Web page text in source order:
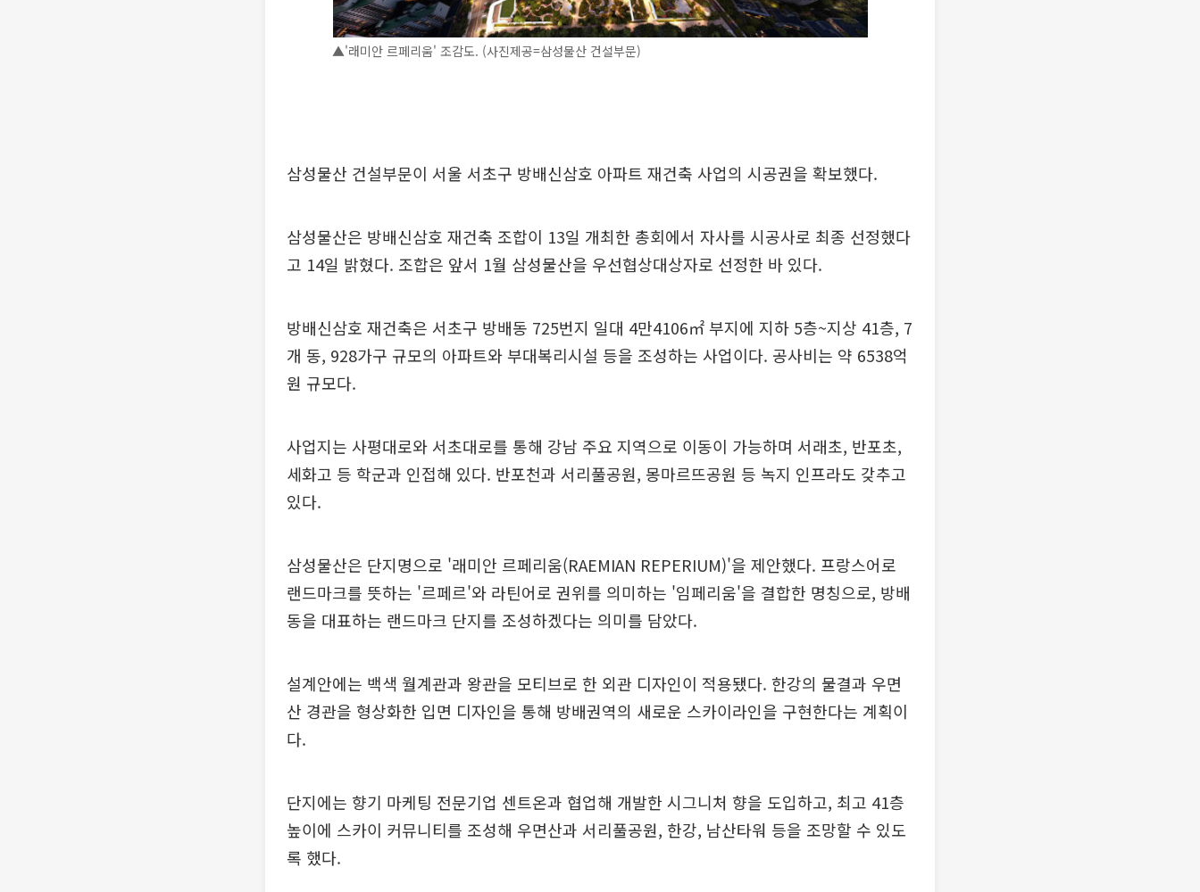
▲'래미안 르페리움' 조감도. (사진제공=삼성물산 건설부문)
삼성물산 건설부문이 서울 서초구 방배신삼호 아파트 재건축 사업의 시공권을 확보했다.
삼성물산은 방배신삼호 재건축 조합이 13일 개최한 총회에서 자사를 시공사로 최종 선정했다
고 14일 밝혔다. 조합은 앞서 1월 삼성물산을 우선협상대상자로 선정한 바 있다.
방배신삼호 재건축은 서초구 방배동 725번지 일대 4만4106㎡ 부지에 지하 5층~지상 41층, 7
개 동, 928가구 규모의 아파트와 부대복리시설 등을 조성하는 사업이다. 공사비는 약 6538억
원 규모다.
사업지는 사평대로와 서초대로를 통해 강남 주요 지역으로 이동이 가능하며 서래초, 반포초,
세화고 등 학군과 인접해 있다. 반포천과 서리풀공원, 몽마르뜨공원 등 녹지 인프라도 갖추고
있다.
삼성물산은 단지명으로 '래미안 르페리움(RAEMIAN REPERIUM)'을 제안했다. 프랑스어로
랜드마크를 뜻하는 '르페르'와 라틴어로 권위를 의미하는 '임페리움'을 결합한 명칭으로, 방배
동을 대표하는 랜드마크 단지를 조성하겠다는 의미를 담았다.
설계안에는 백색 월계관과 왕관을 모티브로 한 외관 디자인이 적용됐다. 한강의 물결과 우면
산 경관을 형상화한 입면 디자인을 통해 방배권역의 새로운 스카이라인을 구현한다는 계획이
다.
단지에는 향기 마케팅 전문기업 센트온과 협업해 개발한 시그니처 향을 도입하고, 최고 41층
높이에 스카이 커뮤니티를 조성해 우면산과 서리풀공원, 한강, 남산타워 등을 조망할 수 있도
록 했다.